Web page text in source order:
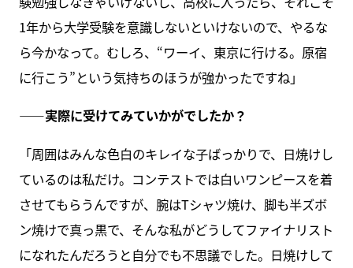
1年から大学受験を意識しないといけないので、やるな
ら今かなって。むしろ、“ワーイ、東京に行ける。原宿
に行こう”という気持ちのほうが強かったですね」
――実際に受けてみていかがでしたか？
「周囲はみんな色白のキレイな子ばっかりで、日焼けし
ているのは私だけ。コンテストでは白いワンピースを着
させてもらうんですが、腕はTシャツ焼け、脚も半ズボ
ン焼けで真っ黒で、そんな私がどうしてファイナリスト
になれたんだろうと自分でも不思議でした。日焼けして